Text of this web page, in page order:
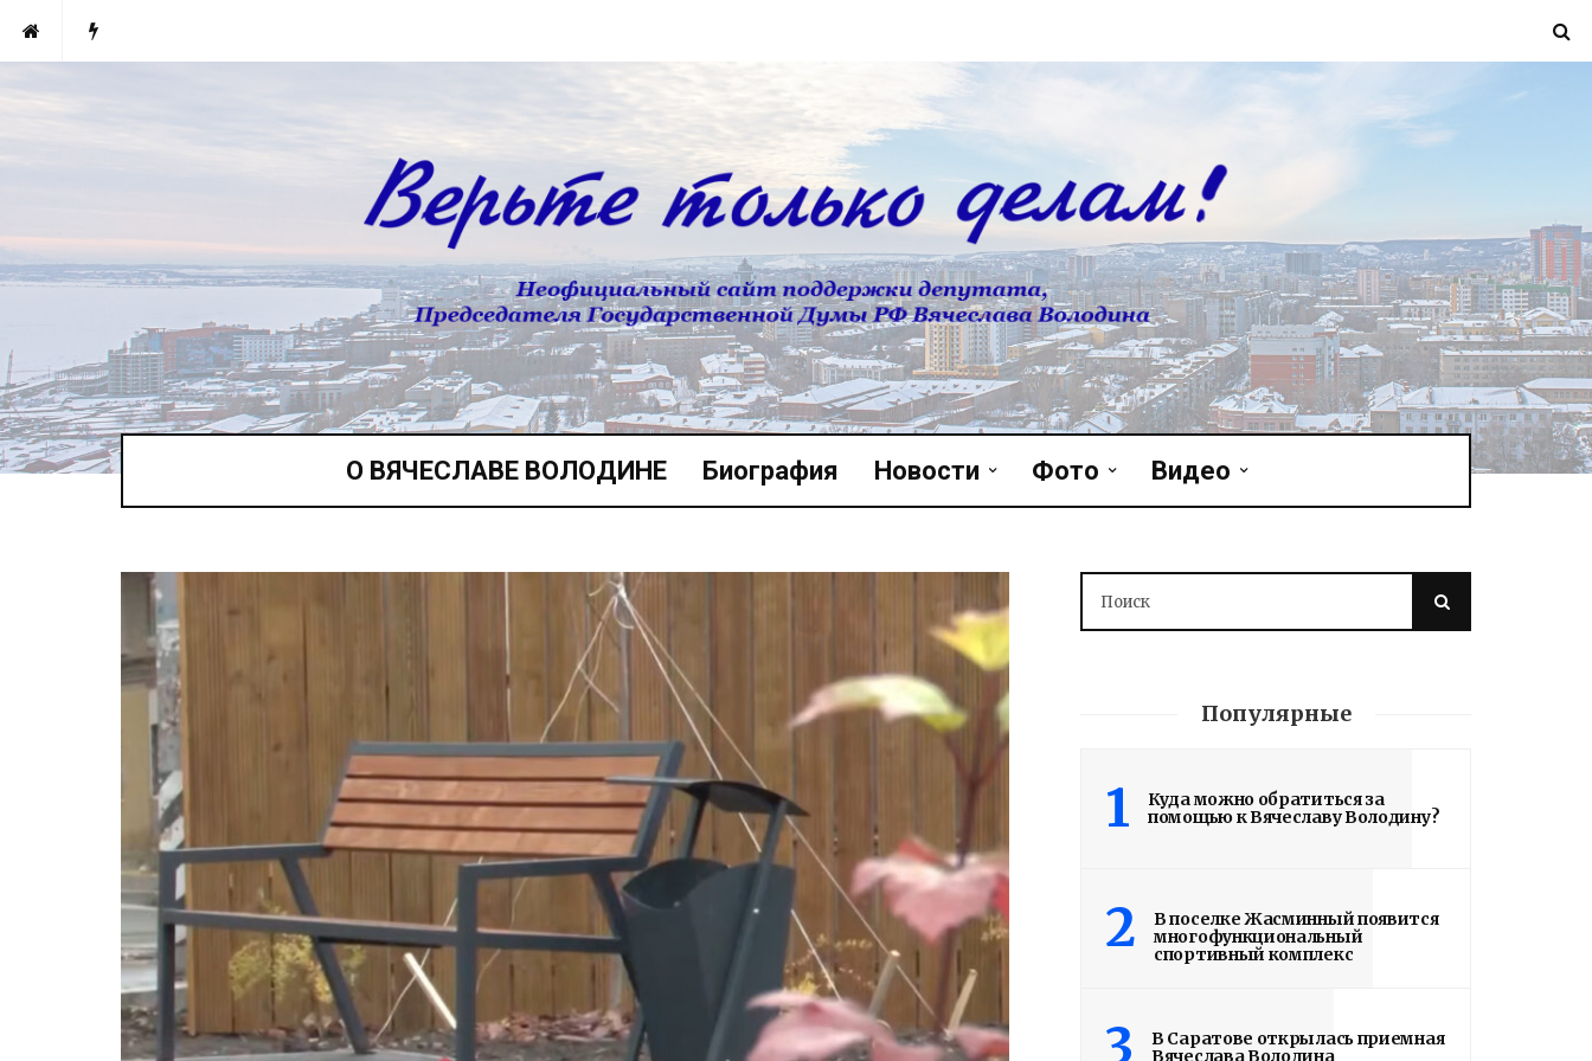
О ВЯЧЕСЛАВЕ ВОЛОДИНЕ Биография Новости Фото Видео
Популярные
1
Куда можно обратиться за
помощью к Вячеславу Володину?
2
В поселке Жасминный появится
многофункциональный
спортивный комплекс
3
В Саратове открылась приемная
Вячеслава Володина
Володин о СПАСЕНИИ
радиоэлектроники
им. Яблочкова СГУ
Вячеслав Володин в ходе ВКС